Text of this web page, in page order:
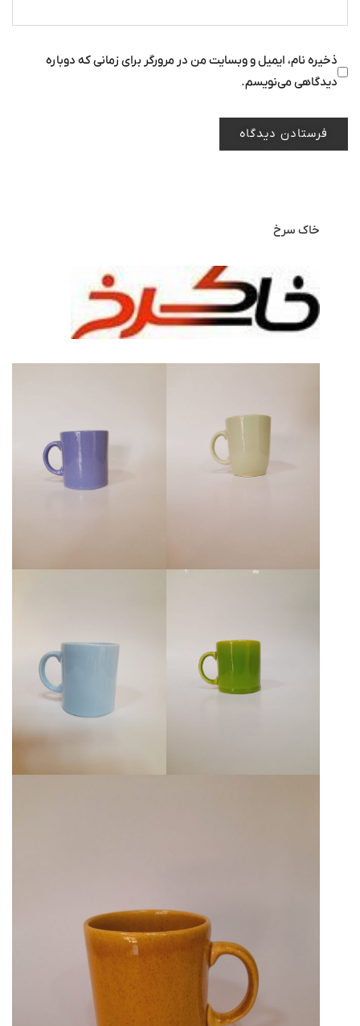
ذخیره نام، ایمیل و وبسایت من در مرورگر برای زمانی که دوباره
دیدگاهی می‌نویسم.
خاک سرخ